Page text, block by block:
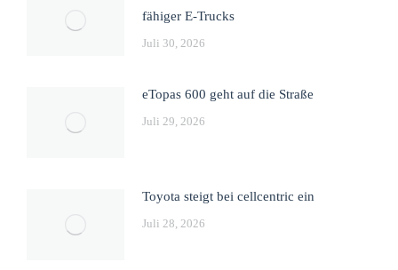
fähiger E-Trucks
Juli 30, 2026
eTopas 600 geht auf die Straße
Juli 29, 2026
Toyota steigt bei cellcentric ein
Juli 28, 2026